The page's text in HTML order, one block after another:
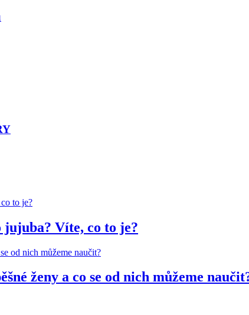
jujuba? Víte, co to je?
ženy a co se od nich můžeme